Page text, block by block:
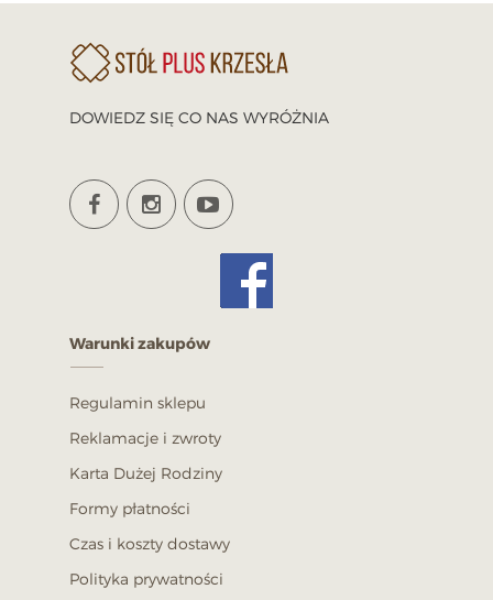
DOWIEDZ SIĘ CO NAS WYRÓŻNIA
Warunki zakupów
Regulamin sklepu
Reklamacje i zwroty
Karta Dużej Rodziny
Formy płatności
Czas i koszty dostawy
Polityka prywatności